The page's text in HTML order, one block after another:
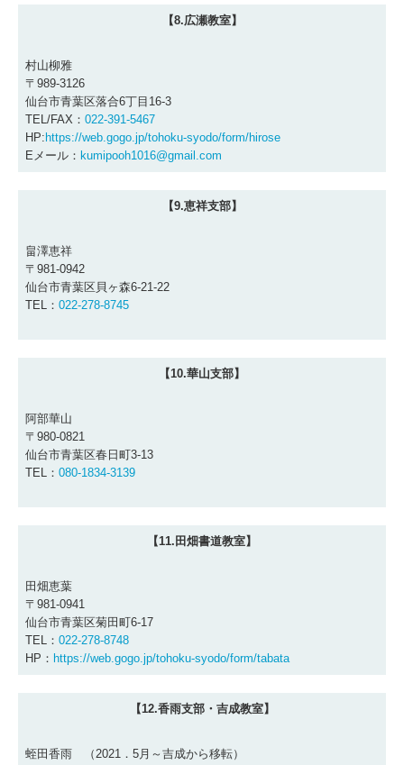
【8.広瀬教室】
村山柳雅
〒989-3126
仙台市青葉区落合6丁目16-3
TEL/FAX： 022-391-5467
HP:https://web.gogo.jp/tohoku-syodo/form/hirose
Eメール： kumipooh1016@gmail.com
【9.恵祥支部】
畠澤恵祥
〒981-0942
仙台市青葉区貝ヶ森6-21-22
TEL： 022-278-8745
【10.華山支部】
阿部華山
〒980-0821
仙台市青葉区春日町3-13
TEL： 080-1834-3139
【11.田畑書道教室】
田畑恵葉
〒981-0941
仙台市青葉区菊田町6-17
TEL： 022-278-8748
HP： https://web.gogo.jp/tohoku-syodo/form/tabata
【12.香雨支部・吉成教室】
蛭田香雨 （2021．5月～吉成から移転）